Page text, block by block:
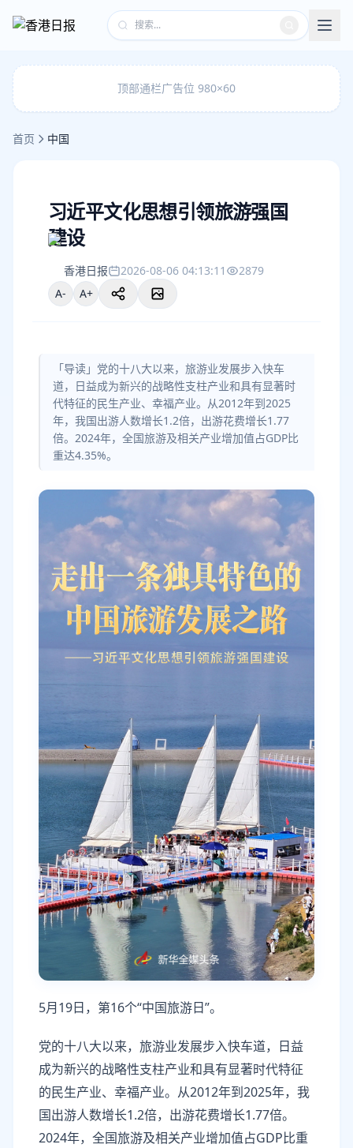
顶部通栏广告位 980×60
首页 中国
习近平文化思想引领旅游强国
建设
香港日报 2026-08-06 04:13:11
2879
A-
A+
「导读」党的十八大以来，旅游业发展步入快车
道，日益成为新兴的战略性支柱产业和具有显著时
代特征的民生产业、幸福产业。从2012年到2025
年，我国出游人数增长1.2倍，出游花费增长1.77
倍。2024年，全国旅游及相关产业增加值占GDP比
重达4.35%。
5月19日，第16个“中国旅游日”。
党的十八大以来，旅游业发展步入快车道，日益
成为新兴的战略性支柱产业和具有显著时代特征
的民生产业、幸福产业。从2012年到2025年，我
国出游人数增长1.2倍，出游花费增长1.77倍。
2024年，全国旅游及相关产业增加值占GDP比重